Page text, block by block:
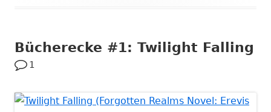
Bücherecke #1: Twilight Falling
1